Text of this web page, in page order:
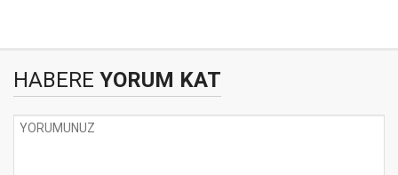
HABERE YORUM KAT